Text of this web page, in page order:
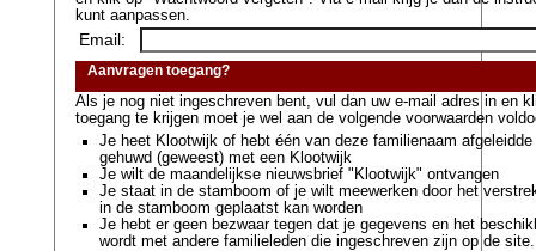
kunt aanpassen.
Email:
Aanvragen toegang?
Als je nog niet ingeschreven bent, vul dan uw e-mail adres in en
toegang te krijgen moet je wel aan de volgende voorwaarden
Je heet Klootwijk of hebt één van deze familienaam
gehuwd (geweest) met een Klootwijk
Je wilt de maandelijkse nieuwsbrief "Klootwijk" ontvangen
Je staat in de stamboom of je wilt meewerken door het
in de stamboom geplaatst kan worden
Je hebt er geen bezwaar tegen dat je gegevens en het
wordt met andere familieleden die ingeschreven zijn op de site.